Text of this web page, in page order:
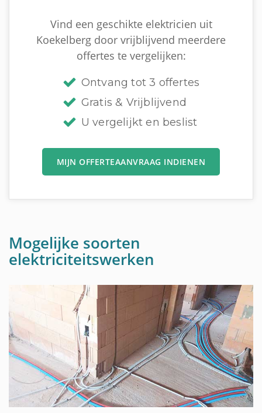
Vind een geschikte elektricien uit
Koekelberg door vrijblijvend meerdere
offertes te vergelijken:
Ontvang tot 3 offertes
Gratis & Vrijblijvend
U vergelijkt en beslist
MIJN OFFERTEAANVRAAG INDIENEN
Mogelijke soorten
elektriciteitswerken